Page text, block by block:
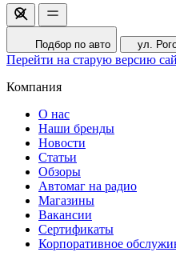
Подбор по авто ул.
Перейти на старую версию
Компания
О нас
Наши бренды
Новости
Статьи
Обзоры
Автомаг на радио
Магазины
Вакансии
Сертификаты
Корпоративное